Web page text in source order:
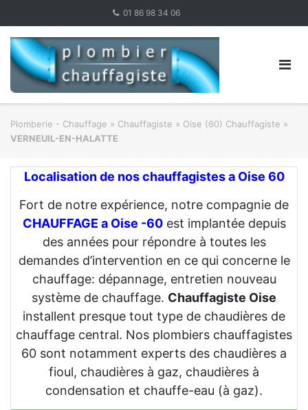
content
01 86 98 34 06
Plomberie - Chauffage » Chauffagiste » Oise (60) Chauffagiste »
VERNEUIL-EN-HALATTE
Localisation de nos chauffagistes a Oise 60
Fort de notre expérience, notre compagnie de
CHAUFFAGE a Oise -60est implantée depuis
des années pour répondre à toutes les
demandes d’intervention en ce qui concerne le
chauffage: dépannage, entretien nouveau
système de chauffage. Chauffagiste Oise
installent presque tout type de chaudières de
chauffage central. Nos plombiers chauffagistes
60 sont notamment experts des chaudières a
fioul, chaudières à gaz, chaudières à
condensation et chauffe-eau (à gaz).